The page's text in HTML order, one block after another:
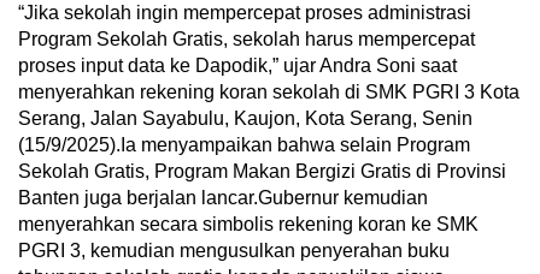
“Jika sekolah ingin mempercepat proses administrasi
Program Sekolah Gratis, sekolah harus mempercepat
proses input data ke Dapodik,” ujar Andra Soni saat
menyerahkan rekening koran sekolah di SMK PGRI 3 Kota
Serang, Jalan Sayabulu, Kaujon, Kota Serang, Senin
(15/9/2025).Ia menyampaikan bahwa selain Program
Sekolah Gratis, Program Makan Bergizi Gratis di Provinsi
Banten juga berjalan lancar.Gubernur kemudian
menyerahkan secara simbolis rekening koran ke SMK
PGRI 3, kemudian mengusulkan penyerahan buku